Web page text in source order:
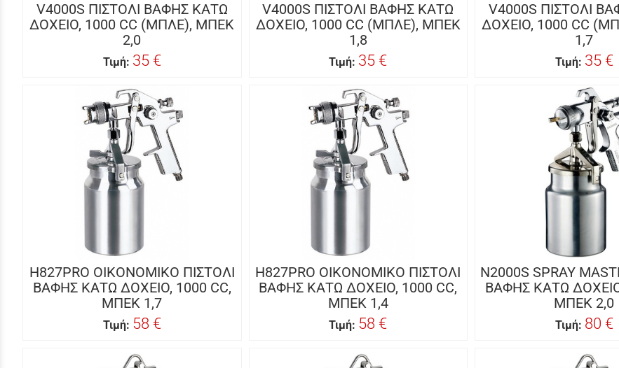
V4000S ΠΙΣΤΟΛΙ ΒΑΦΗΣ KΑΤΩ
ΔΟΧΕΙΟ, 1000 CC (ΜΠΛΕ), ΜΠΕΚ
2,0
Τιμή: 35 €
V4000S ΠΙΣΤΟΛΙ ΒΑΦΗΣ KΑΤΩ
ΔΟΧΕΙΟ, 1000 CC (ΜΠΛΕ), ΜΠΕΚ
1,8
Τιμή: 35 €
V4000S ΠΙΣΤΟΛΙ
ΔΟΧΕΙΟ, 1000 CC
1,7
Τιμή: 35 €
H827PRO ΟΙΚΟΝΟΜΙΚΟ ΠΙΣΤΟΛΙ
ΒΑΦΗΣ KΑΤΩ ΔΟΧΕΙΟ, 1000 CC,
ΜΠΕΚ 1,7
Τιμή: 58 €
H827PRO ΟΙΚΟΝΟΜΙΚΟ ΠΙΣΤΟΛΙ
ΒΑΦΗΣ KΑΤΩ ΔΟΧΕΙΟ, 1000 CC,
ΜΠΕΚ 1,4
Τιμή: 58 €
N2000S SPRAY
ΒΑΦΗΣ KΑΤΩ
ΜΠΕΚ 2,0
Τιμή: 80 €